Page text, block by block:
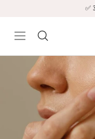
Inhalt
✅
Navigation